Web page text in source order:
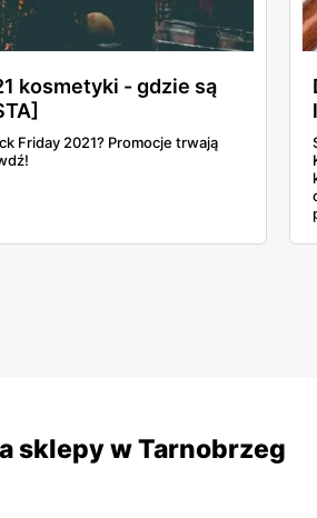
kosmetyki - gdzie są
Friday 2021? Promocje trwają
sklepy w Tarnobrzeg